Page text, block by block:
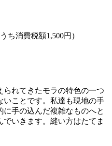
ち消費税額1,500円）
れてきたモラの特色の一つ
いことです。私達も現地の手
手の込んだ複雑なものへと
いきます。縫い方はたてま